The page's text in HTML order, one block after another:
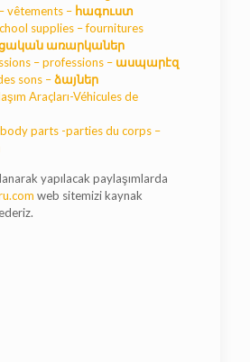
vêtements – հագուստ
supplies – fournitures
առարկաներ
– professions – ասպարէզ
sons –ձայներ
Araçları-Véhicules de
parts -parties du corps –
yapılacak paylaşımlarda
web sitemizi kaynak